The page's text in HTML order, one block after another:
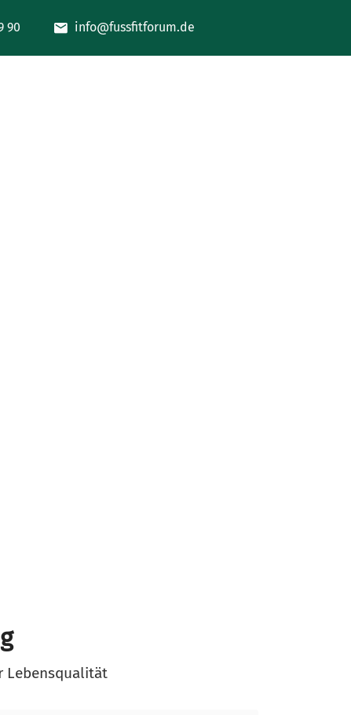
90 info@fussfitforum.de
Lebensqualität